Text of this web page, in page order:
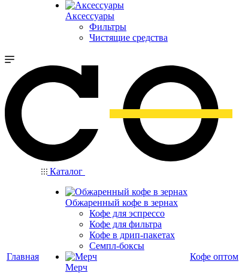
Аксессуары
Фильтры
Чистящие средства
Главная
Каталог
Обжаренный кофе в зернах
Кофе для эспрессо
Кофе для фильтра
Кофе в дрип-пакетах
Семпл-боксы
Мерч
Кофе оптом